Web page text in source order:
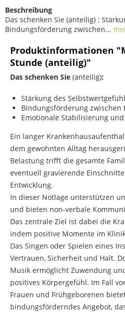
Beschreibung
Das schenken Sie (anteilig) :
Bindungsförderung zwischen...
Produktinformationen
Stunde (anteilig)"
Das schenken Sie (anteilig):
Stärkung des
Bindungsförderung zwischen
Emotionale Stabilisierung
Ein langer
dem gewohnten Alltag
Belastung trifft die gesamte
eventuell gravierende
Entwicklung.
In dieser Notlage unterstützen
und bieten non-verbale
Das zentrale Ziel ist dabei die
indem positive Momente im
Das Singen oder Spielen eines
Vertrauen, Sicherheit und Halt.
Musik ermöglicht Zuwendung
positives Körpergefühl. Im Fall
Frauen und Frühgeborenen
bindungsförderndes Angebot,